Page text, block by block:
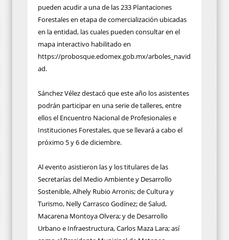
pueden acudir a una de las 233 Plantaciones
Forestales en etapa de comercialización ubicadas
en la entidad, las cuales pueden consultar en el
mapa interactivo habilitado en
https://probosque.edomex.gob.mx/arboles_navid
ad.
Sánchez Vélez destacó que este año los asistentes
podrán participar en una serie de talleres, entre
ellos el Encuentro Nacional de Profesionales e
Instituciones Forestales, que se llevará a cabo el
próximo 5 y 6 de diciembre.
Al evento asistieron las y los titulares de las
Secretarías del Medio Ambiente y Desarrollo
Sostenible, Alhely Rubio Arronis; de Cultura y
Turismo, Nelly Carrasco Godínez; de Salud,
Macarena Montoya Olvera; y de Desarrollo
Urbano e Infraestructura, Carlos Maza Lara; así